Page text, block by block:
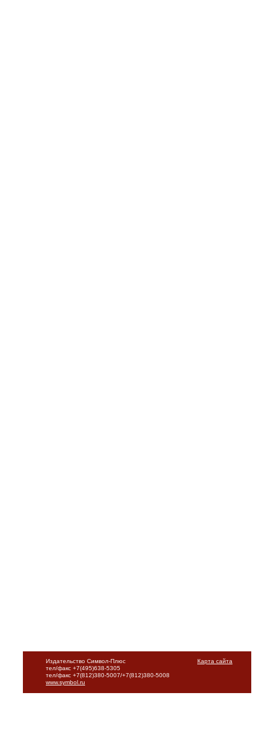
Карта сайта
Издательство Символ-Плюс
тел/факс +7(495)638-5305
тел/факс +7(812)380-5007/+7(812)380-5008
www.symbol.ru